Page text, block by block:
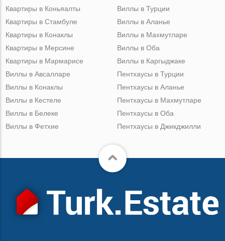
Квартиры в Коньяалты
Квартиры в Стамбуле
Квартиры в Конаклы
Квартиры в Мерсине
Квартиры в Мармарисе
Виллы в Турции
Виллы в Аланье
Виллы в Махмутларе
Виллы в Оба
Виллы в Каргыджаке
Виллы в Авсалларе
Виллы в Конаклы
Виллы в Кестеле
Виллы в Белеке
Виллы в Фетхие
Пентхаусы в Турции
Пентхаусы в Аланье
Пентхаусы в Махмутларе
Пентхаусы в Оба
Пентхаусы в Джикджилли